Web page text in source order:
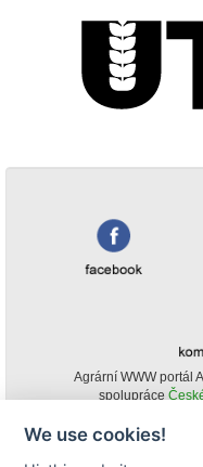
Agrární WWW portál
spolupráce
We use cookies!